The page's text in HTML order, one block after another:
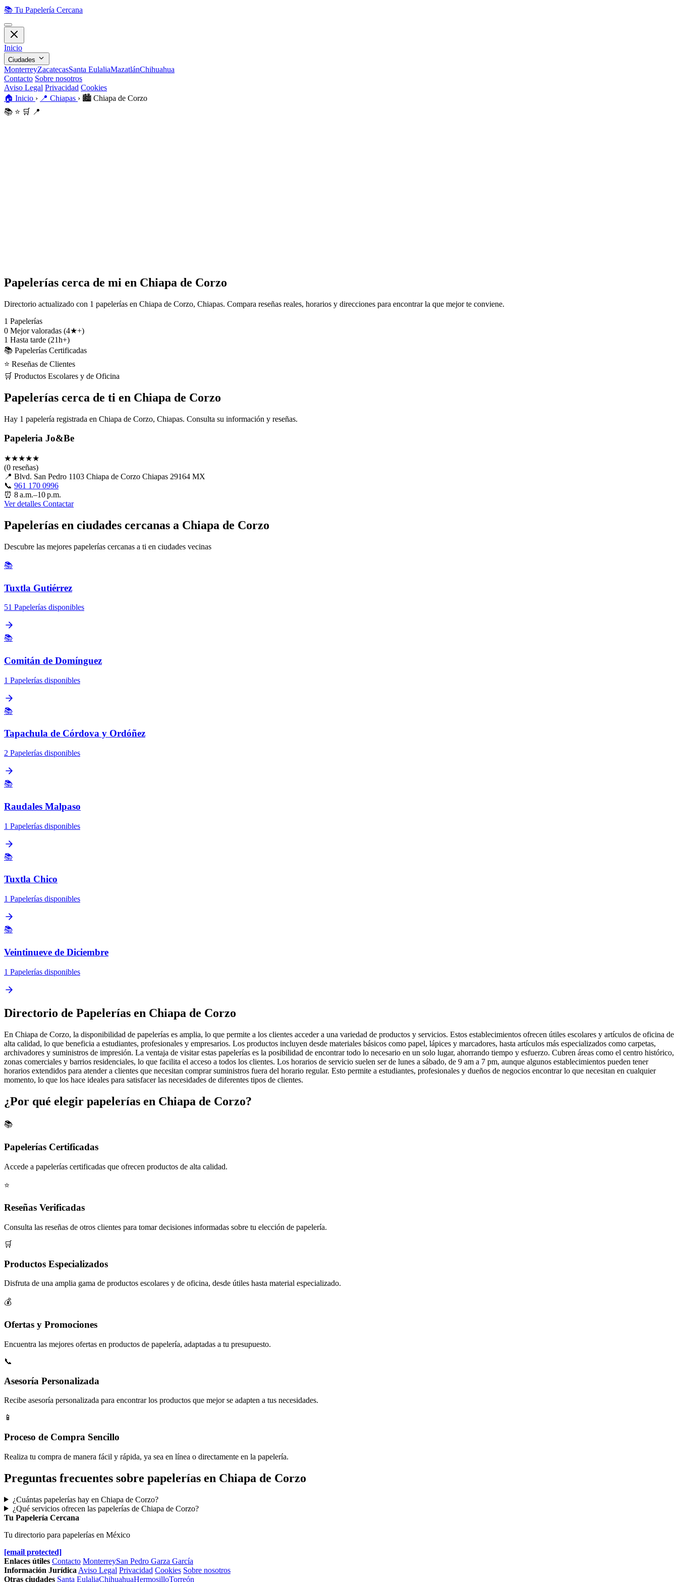
📚 Tu Papelería Cercana
Inicio
Ciudades
MonterreyZacatecasSanta EulaliaMazatlánChihuahua
Contacto Sobre nosotros
Aviso Legal Privacidad Cookies
🏠 Inicio › 📍 Chiapas › 🏙️ Chiapa de Corzo
📚 ⭐ 🛒 📍
Papelerías cerca de mi en Chiapa de Corzo
Directorio actualizado con 1 papelerías en Chiapa de Corzo, Chiapas. Compara reseñas reales, horarios y direcciones para encontrar la que mejor te conviene.
1 Papelerías
0 Mejor valoradas (4★+)
1 Hasta tarde (21h+)
📚 Papelerías Certificadas
⭐ Reseñas de Clientes
🛒 Productos Escolares y de Oficina
Papelerías cerca de ti en Chiapa de Corzo
Hay 1 papelería registrada en Chiapa de Corzo, Chiapas. Consulta su información y reseñas.
Papeleria Jo&Be
★★★★★
(0 reseñas)
📍 Blvd. San Pedro 1103 Chiapa de Corzo Chiapas 29164 MX
📞 961 170 0996
⏰ 8 a.m.–10 p.m.
Ver detalles Contactar
Papelerías en ciudades cercanas a Chiapa de Corzo
Descubre las mejores papelerías cercanas a ti en ciudades vecinas
📚
Tuxtla Gutiérrez
51 Papelerías disponibles
📚
Comitán de Domínguez
1 Papelerías disponibles
📚
Tapachula de Córdova y Ordóñez
2 Papelerías disponibles
📚
Raudales Malpaso
1 Papelerías disponibles
📚
Tuxtla Chico
1 Papelerías disponibles
📚
Veintinueve de Diciembre
1 Papelerías disponibles
Directorio de Papelerías en Chiapa de Corzo
En Chiapa de Corzo, la disponibilidad de papelerías es amplia, lo que permite a los clientes acceder a una variedad de productos y servicios. Estos establecimientos ofrecen útiles escolares y artículos de oficina de
alta calidad, lo que beneficia a estudiantes, profesionales y empresarios. Los productos incluyen desde materiales básicos como papel, lápices y marcadores, hasta artículos más especializados como carpetas,
archivadores y suministros de impresión. La ventaja de visitar estas papelerías es la posibilidad de encontrar todo lo necesario en un solo lugar, ahorrando tiempo y esfuerzo. Cubren áreas como el centro histórico,
zonas comerciales y barrios residenciales, lo que facilita el acceso a todos los clientes. Los horarios de servicio suelen ser de lunes a sábado, de 9 am a 7 pm, aunque algunos establecimientos pueden tener
horarios extendidos para atender a clientes que necesitan comprar suministros fuera del horario regular. Esto permite a estudiantes, profesionales y dueños de negocios encontrar lo que necesitan en cualquier
momento, lo que los hace ideales para satisfacer las necesidades de diferentes tipos de clientes.
¿Por qué elegir papelerías en Chiapa de Corzo?
📚
Papelerías Certificadas
Accede a papelerías certificadas que ofrecen productos de alta calidad.
⭐
Reseñas Verificadas
Consulta las reseñas de otros clientes para tomar decisiones informadas sobre tu elección de papelería.
🛒
Productos Especializados
Disfruta de una amplia gama de productos escolares y de oficina, desde útiles hasta material especializado.
💰
Ofertas y Promociones
Encuentra las mejores ofertas en productos de papelería, adaptadas a tu presupuesto.
📞
Asesoría Personalizada
Recibe asesoría personalizada para encontrar los productos que mejor se adapten a tus necesidades.
📱
Proceso de Compra Sencillo
Realiza tu compra de manera fácil y rápida, ya sea en línea o directamente en la papelería.
Preguntas frecuentes sobre papelerías en Chiapa de Corzo
¿Cuántas papelerías hay en Chiapa de Corzo?
¿Qué servicios ofrecen las papelerías de Chiapa de Corzo?
Tu Papelería Cercana
Tu directorio para papelerías en México
[email protected]
Enlaces útiles Contacto MonterreySan Pedro Garza García
Información Jurídica Aviso Legal Privacidad Cookies Sobre nosotros
Otras ciudades Santa EulaliaChihuahuaHermosilloTorreón